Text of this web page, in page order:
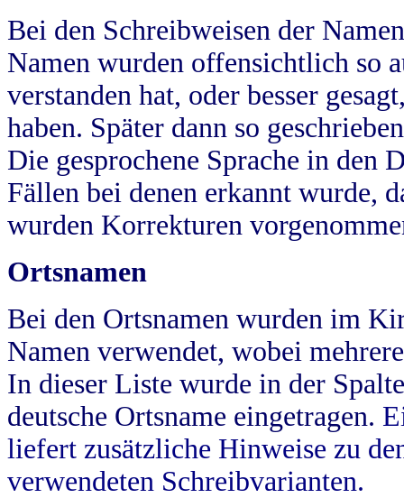
Bei den Schreibweisen der
Namen wurden offensichtlich so
verstanden hat, oder besser
haben. Später dann so
Die gesprochene Sprache in
Fällen bei denen erkannt wurde,
wurden Korrekturen
Ortsnamen
Bei den Ortsnamen wurden im
Namen verwendet, wobei
In dieser Liste wurde in der
deutsche Ortsname eingetragen.
liefert zusätzliche Hinweise zu
verwendeten Schreibvarianten.